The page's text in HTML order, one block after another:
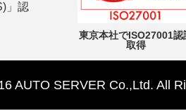
東京本社でISO27001認
取得
」認
AUTO SERVER Co.,Ltd. All